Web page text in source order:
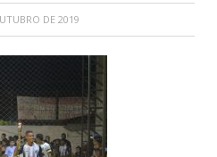
DE 2019